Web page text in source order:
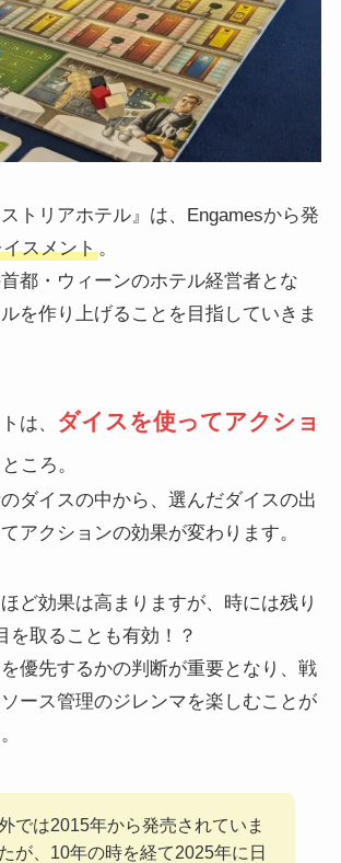
ストリアホテル』は、Engamesから発
スメント。
都・ウィーンのホテル経営者とな
を作り上げることを目指していきま
は、
ダイスを使ってアクショ
ころ。
ダイスの中から、選んだダイスの出
アクションの効果が変わります。
ど効果は高まりますが、時には残り
を取ることも有効！？
優先するかの判断が重要となり、戦
ース管理のジレンマを楽しむことが
では2015年から発売されていま
が、10年の時を経て2025年に日